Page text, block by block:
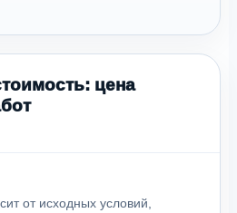
цена
от исходных условий,